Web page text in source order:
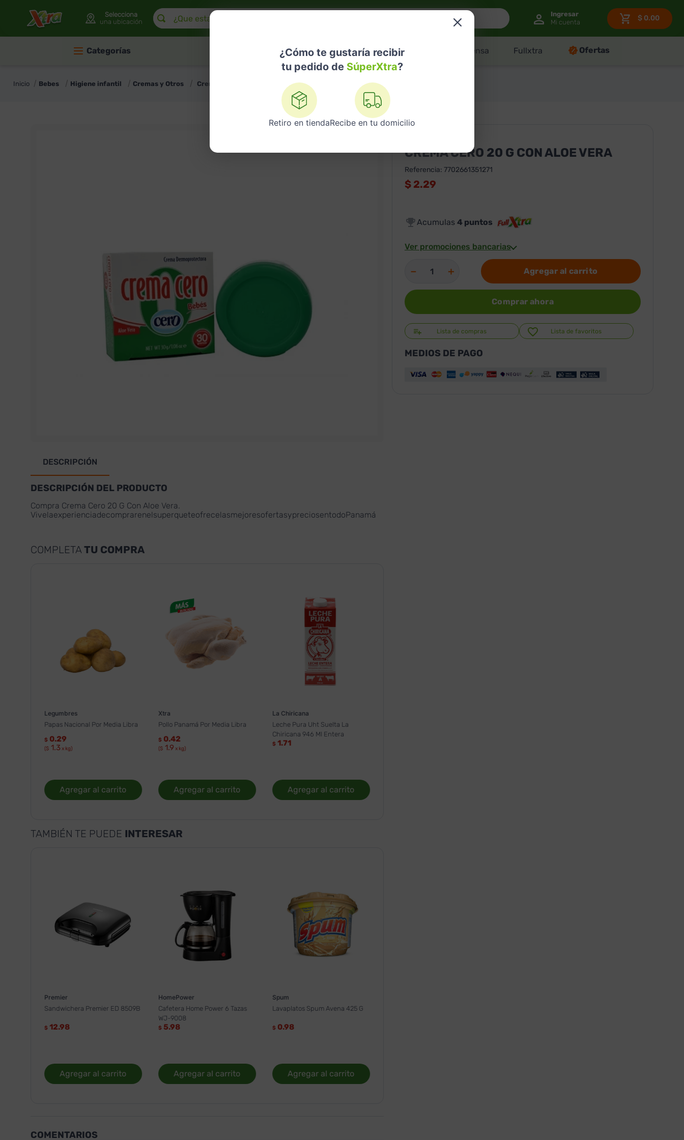
Selecciona
una ubicación
¿Cómo te gustaría recibir
tu pedido de SúperXtra?
Retiro en tiendaRecibe en tu domicilio
¿Que estas buscando?
$ 0.00
Categorías Nuestras Marcas Telemedicina Licores Despensa Fullxtra Ofertas
Bebes Higiene infantil Cremas y Otros Crema Cero 20 G Con Aloe Vera
DESCRIPCIÓN
DESCRIPCIÓN DEL PRODUCTO
Compra Crema Cero 20 G Con Aloe Vera.
VivelaexperienciadecomprarenelsuperqueteofrecelasmejoresofertasypreciosentodoPanamá
COMPLETATU COMPRA
Legumbres
Papas Nacional Por Media Libra
$ 0.29
($ 1.3 x kg)
Agregar al carrito
Xtra
Pollo Panamá Por Media Libra
$ 0.42
($ 1.9 x kg)
Agregar al carrito
La Chiricana
Leche Pura Uht Suelta La
Chiricana 946 Ml Entera
$ 1.71
Agregar al carrito
TAMBIÉN TE PUEDE INTERESAR
Premier
Sandwichera Premier ED 8509B
$ 12.98
Agregar al carrito
HomePower
Cafetera Home Power 6 Tazas
WJ-9008
$ 5.98
Agregar al carrito
Spum
Lavaplatos Spum Avena 425 G
$ 0.98
Agregar al carrito
COMENTARIOS
CREMA CERO 20 G CON ALOE VERA
Referencia: 7702661351271
$ 2.29
Acumulas 4puntos
Ver promociones bancarias
＋
－ Agregar al carrito
Comprar ahora
Lista de compras Lista de favoritos
MEDIOS DE PAGO